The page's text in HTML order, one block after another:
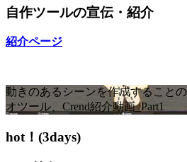
自作ツールの宣伝・紹介
紹介ページ
動きのあるシーンを作成すること
オツール、Crend紹介動画_Part1
hot！(3days)